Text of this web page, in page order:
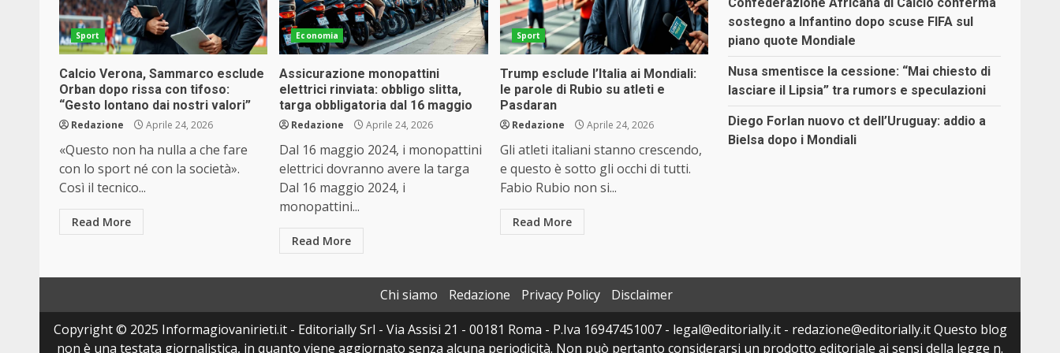
Sport
Calcio Verona, Sammarco esclude
Orban dopo rissa con tifoso:
“Gesto lontano dai nostri valori”
Redazione Aprile 24, 2026
«Questo non ha nulla a che fare
con lo sport né con la società».
Così il tecnico...
Read More
Economia
Assicurazione monopattini
elettrici rinviata: obbligo slitta,
targa obbligatoria dal 16 maggio
Redazione Aprile 24, 2026
Dal 16 maggio 2024, i monopattini
elettrici dovranno avere la targa
Dal 16 maggio 2024, i
monopattini...
Read More
Sport
Trump esclude l’Italia ai Mondiali:
le parole di Rubio su atleti e
Pasdaran
Redazione Aprile 24, 2026
Gli atleti italiani stanno crescendo,
e questo è sotto gli occhi di tutti.
Fabio Rubio non si...
Read More
Confederazione Africana di Calcio conferma
sostegno a Infantino dopo scuse FIFA sul
piano quote Mondiale
Nusa smentisce la cessione: “Mai chiesto di
lasciare il Lipsia” tra rumors e speculazioni
Diego Forlan nuovo ct dell’Uruguay: addio a
Bielsa dopo i Mondiali
Chi siamo Redazione Privacy Policy
Disclaimer
Copyright © 2025 Informagiovanirieti.it - Editorially Srl - Via Assisi 21 - 00181 Roma - P.Iva 16947451007 - legal@editorially.it - redazione@editorially.it Questo blog
non è una testata giornalistica, in quanto viene aggiornato senza alcuna periodicità. Non può pertanto considerarsi un prodotto editoriale ai sensi della legge n.